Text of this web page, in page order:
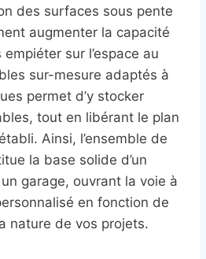
des surfaces sous pente
augmenter la capacité
sur l’espace au
sur-mesure adaptés à
permet d’y stocker
tout en libérant le plan
Ainsi, l’ensemble de
la base solide d’un
garage, ouvrant la voie à
en fonction de
nature de vos projets.